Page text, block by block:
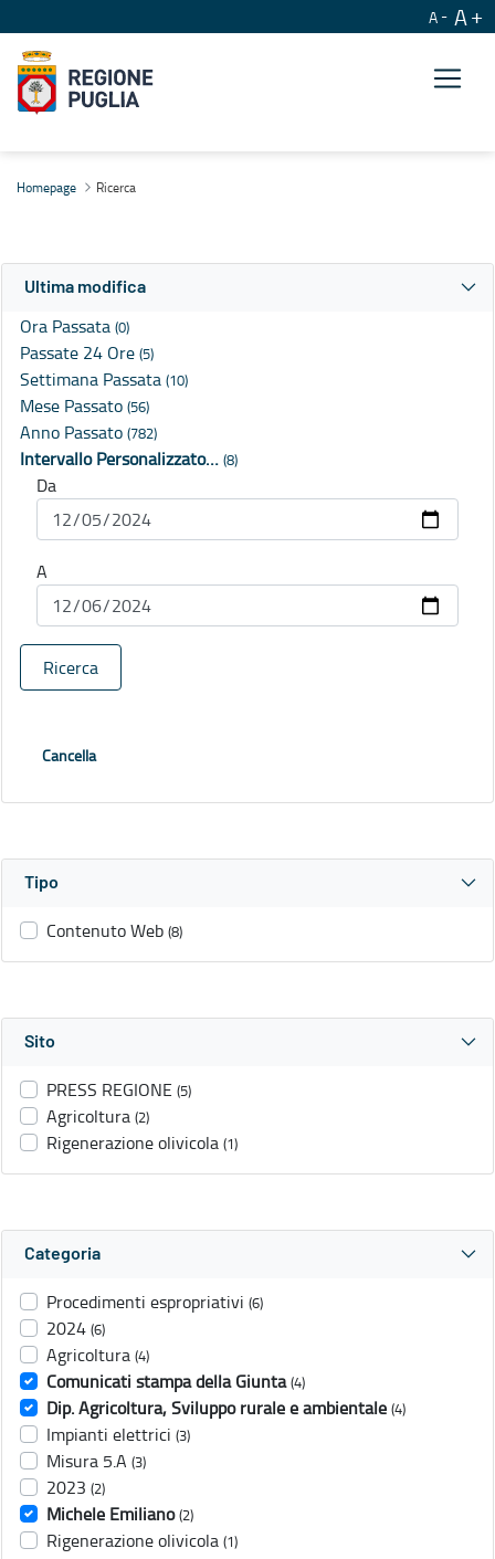
A A
Homepage Ricerca
Ultima modifica
Ora Passata (0)
Passate 24 Ore (5)
Settimana Passata (10)
Mese Passato (56)
Anno Passato (782)
Intervallo Personalizzato… (8)
Da
A
Ricerca
Cancella
Tipo
Contenuto Web (8)
Sito
PRESS REGIONE (5)
Agricoltura (2)
Rigenerazione olivicola (1)
Categoria
Procedimenti espropriativi (6)
2024 (6)
Agricoltura (4)
Comunicati stampa della Giunta (4)
Dip. Agricoltura, Sviluppo rurale e ambientale (4)
Impianti elettrici (3)
Misura 5.A (3)
2023 (2)
Michele Emiliano (2)
Rigenerazione olivicola (1)